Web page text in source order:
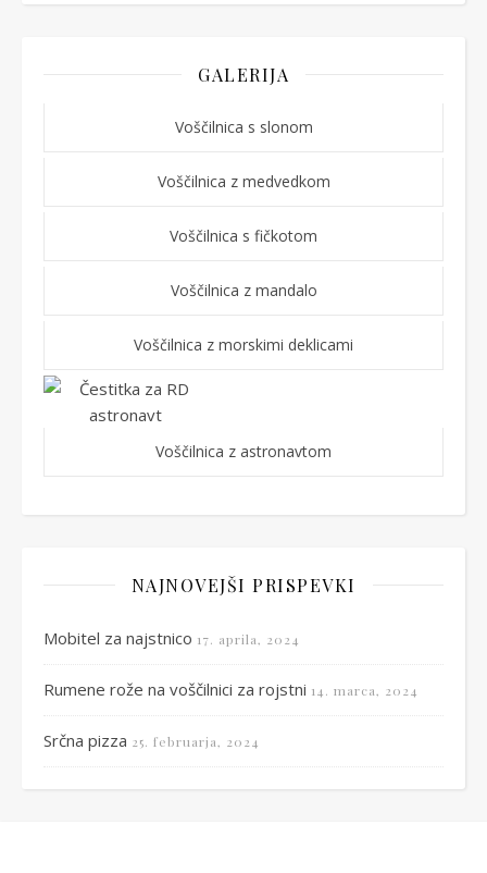
GALERIJA
Voščilnica s slonom
Voščilnica z medvedkom
Voščilnica s fičkotom
Voščilnica z mandalo
Voščilnica z morskimi deklicami
Voščilnica z astronavtom
NAJNOVEJŠI PRISPEVKI
Mobitel za najstnico 17. aprila, 2024
Rumene rože na voščilnici za rojstni 14. marca, 2024
Srčna pizza 25. februarja, 2024